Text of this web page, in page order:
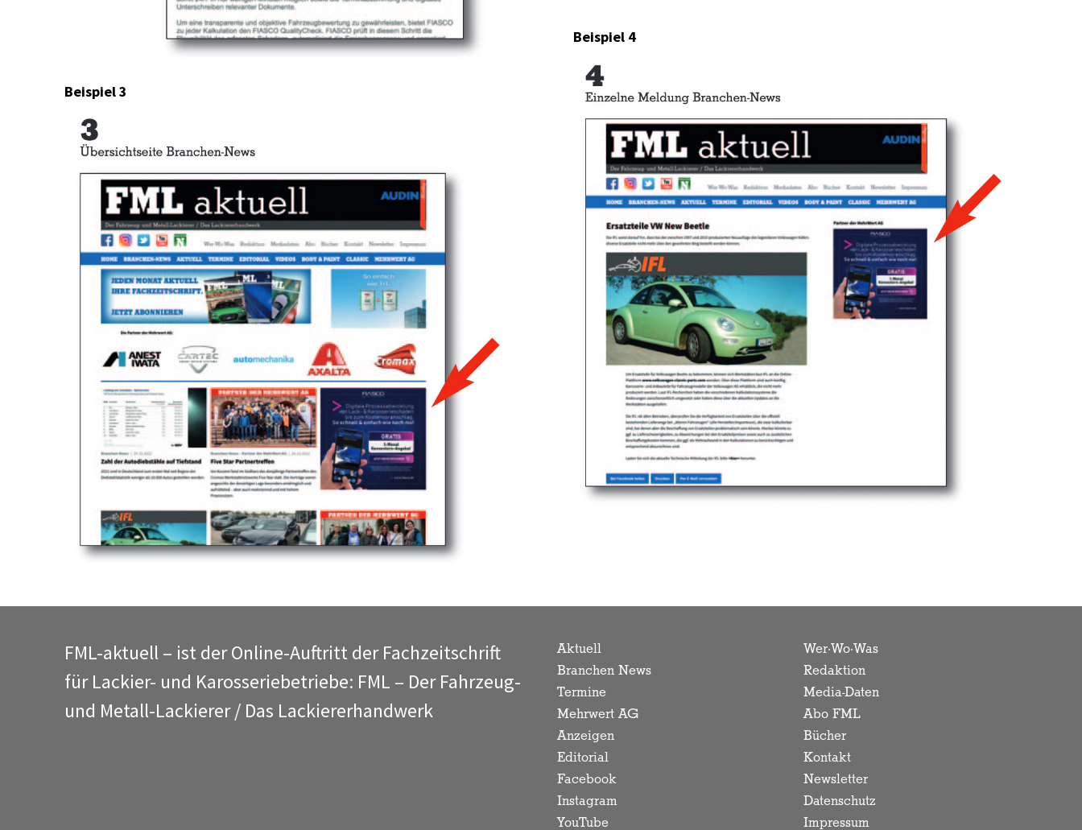
Beispiel 3
Beispiel 4
FML-aktuell – ist der Online-Auftritt der Fachzeitschrift
für Lackier- und Karosseriebetriebe: FML – Der Fahrzeug-
und Metall-Lackierer / Das Lackiererhandwerk
Aktuell
Branchen News
Termine
Mehrwert AG
Anzeigen
Editorial
Facebook
Instagram
YouTube
Wer·Wo·Was
Redaktion
Media-Daten
Abo FML
Bücher
Kontakt
Newsletter
Datenschutz
Impressum